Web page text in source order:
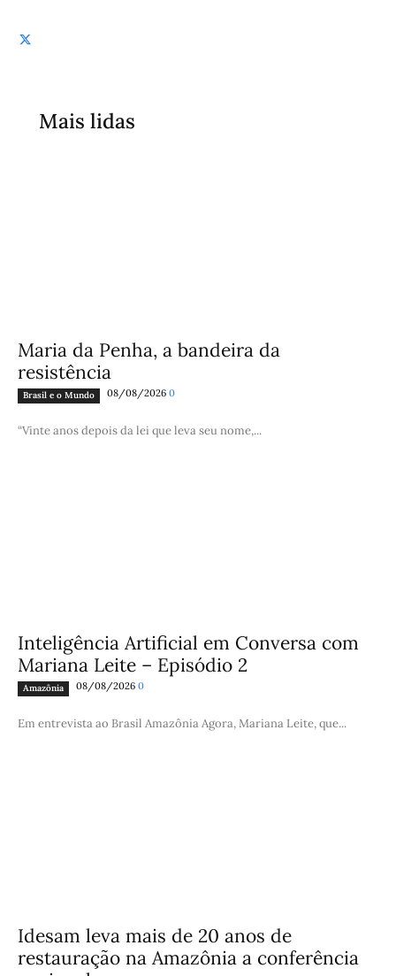
Mais lidas
Maria da Penha, a bandeira da
resistência
Brasil e o Mundo 08/08/2026 0
“Vinte anos depois da lei que leva seu nome,...
Inteligência Artificial em Conversa com
Mariana Leite – Episódio 2
Amazônia 08/08/2026 0
Em entrevista ao Brasil Amazônia Agora, Mariana Leite, que...
Idesam leva mais de 20 anos de
restauração na Amazônia a conferência